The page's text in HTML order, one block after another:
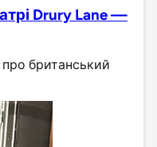
Drury Lane —
британський